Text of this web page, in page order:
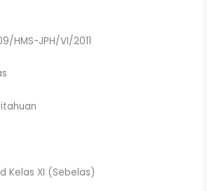
JPH/VI/2011
Kelas XI (Sebelas)